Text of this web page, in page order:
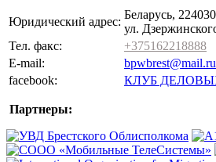
Юридический адрес:
Беларусь,
ул.
Тел. факс:
+375162218888
E-mail:
bpwbrest@mail.ru
facebook:
КЛУБ
Партнеры: